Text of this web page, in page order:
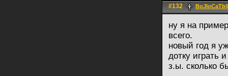
#132
ну я на
всего.
новый год я
дотку играть
з.ы. сколько